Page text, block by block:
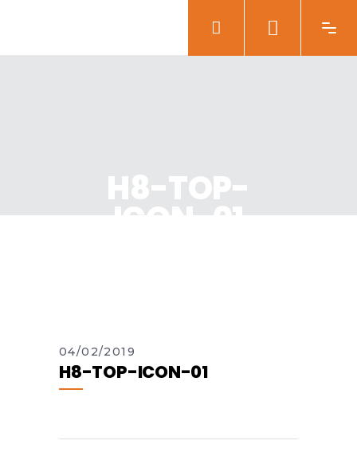
H8-TOP-
ICON-01
04/02/2019
H8-TOP-ICON-01